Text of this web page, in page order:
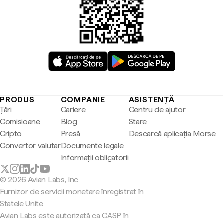
PRODUS
Țări
Comisioane
Cripto
Convertor valutar
COMPANIE
Cariere
Blog
Presă
Documente legale
Informații obligatorii
ASISTENȚĂ
Centru de ajutor
Stare
Descarcă aplicația Morse
© 2026 Avian Labs, Inc
Furnizor de servicii monetare înregistrat în
Statele Unite
Avian Labs este autorizată ca CASP în